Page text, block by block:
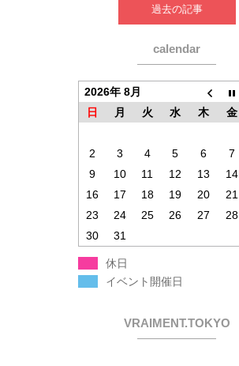
過去の記事
calendar
2026年 8月
日
月 火 水 木 金
2
3 4 5 6 7
9
10 11 12 13 14
16
17 18 19 20 21
23
24 25 26 27 28
30
31
休日
イベント開催日
VRAIMENT.TOKYO